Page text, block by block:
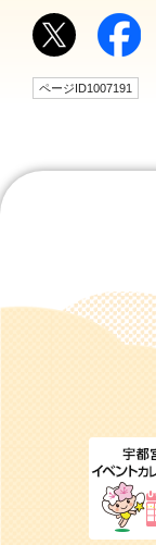
ページID1007191